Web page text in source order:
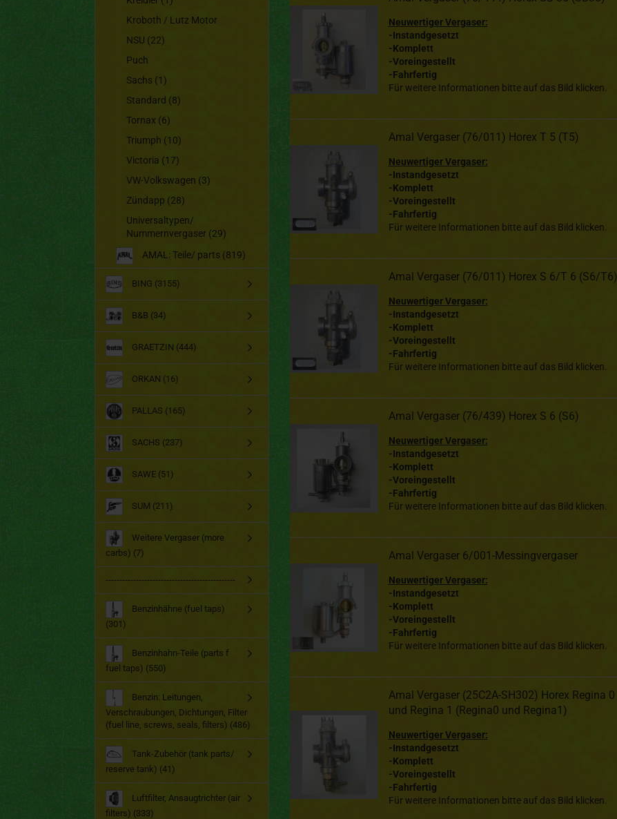
Neuwertiger Vergaser:
-Instandgesetzt
-Komplett
-Voreingestellt
-Fahrfertig
Für weitere Informationen bitte auf das Bild klicken.
Amal Vergaser (76/011) Horex T 5 (T5)
Neuwertiger Vergaser:
-Instandgesetzt
-Komplett
-Voreingestellt
-Fahrfertig
Für weitere Informationen bitte auf das Bild klicken.
Amal Vergaser (76/011) Horex S 6/T 6 (S6/T6)
Neuwertiger Vergaser:
-Instandgesetzt
-Komplett
-Voreingestellt
-Fahrfertig
Für weitere Informationen bitte auf das Bild klicken.
Amal Vergaser (76/439) Horex S 6 (S6)
Neuwertiger Vergaser:
-Instandgesetzt
-Komplett
-Voreingestellt
-Fahrfertig
Für weitere Informationen bitte auf das Bild klicken.
Amal Vergaser 6/001-Messingvergaser
Neuwertiger Vergaser:
-Instandgesetzt
-Komplett
-Voreingestellt
-Fahrfertig
Für weitere Informationen bitte auf das Bild klicken.
Amal Vergaser (25C2A-SH302) Horex Regina 0
und Regina 1 (Regina0 und Regina1)
Neuwertiger Vergaser:
-Instandgesetzt
-Komplett
-Voreingestellt
-Fahrfertig
Für weitere Informationen bitte auf das Bild klicken.
Kroboth / Lutz Motor
NSU (22)
Puch
Sachs (1)
Standard (8)
Tornax (6)
Triumph (10)
Victoria (17)
VW-Volkswagen (3)
Zündapp (28)
Universaltypen/
Nummernvergaser (29)
AMAL: Teile/ parts (819)
BING (3155)
B&B (34)
GRAETZIN (444)
ORKAN (16)
PALLAS (165)
SACHS (237)
SAWE (51)
SUM (211)
Weitere Vergaser (more
carbs) (7)
-----------------------------------------------
Benzinhähne (fuel taps)
(301)
Benzinhahn-Teile (parts f
fuel taps) (550)
Benzin: Leitungen,
Verschraubungen, Dichtungen, Filter
(fuel line, screws, seals, filters) (486)
Tank-Zubehör (tank parts/
reserve tank) (41)
Luftfilter, Ansaugtrichter (air
filters) (333)